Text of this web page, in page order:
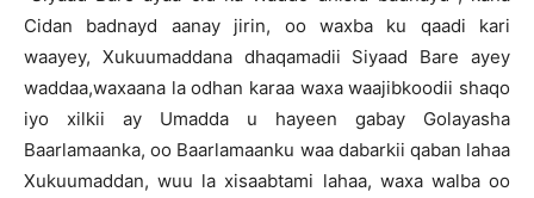
Cidan badnayd aanay jirin, oo waxba ku qaadi kari
waayey, Xukuumaddana dhaqamadii Siyaad Bare ayey
waddaa,waxaana la odhan karaa waxa waajibkoodii shaqo
iyo xilkii ay Umadda u hayeen gabay Golayasha
Baarlamaanka, oo Baarlamaanku waa dabarkii qaban lahaa
Xukuumaddan, wuu la xisaabtami lahaa, waxa walba oo